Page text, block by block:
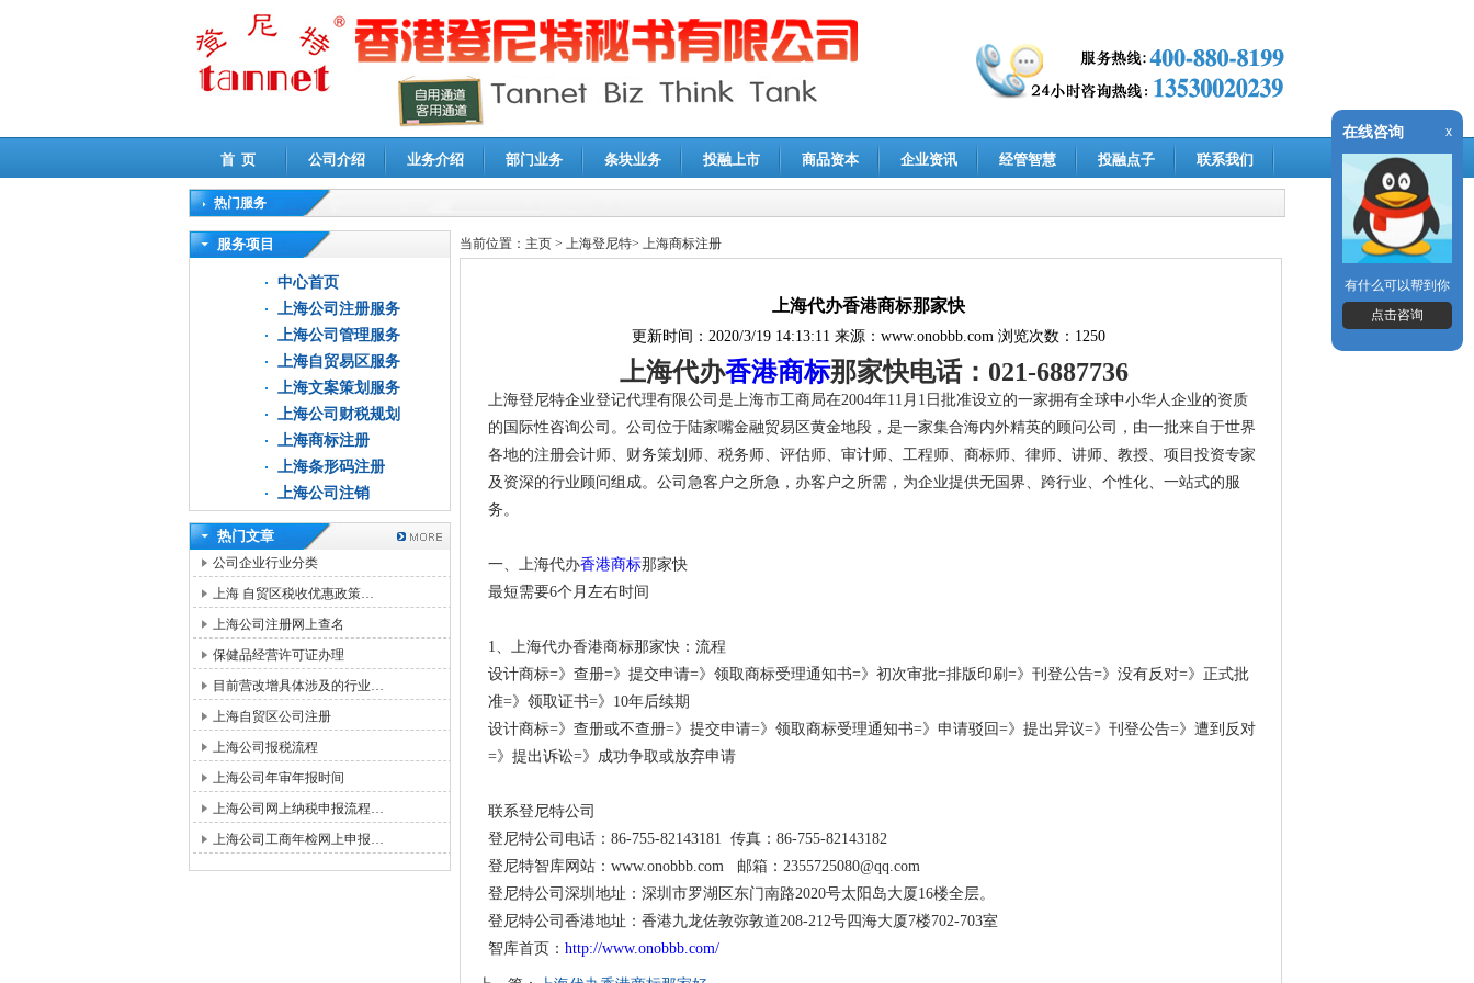
首 页 公司介绍 业务介绍 部门业务 条块业务 投融上市 商品资本 企业资讯 经管智慧 投融点子 联系我们
热门服务
高新技术企业认定审计|企业所得税汇算清缴申报鉴证
服务项目
中心首页
上海公司注册服务
上海公司管理服务
上海自贸易区服务
上海文案策划服务
上海公司财税规划
上海商标注册
上海条形码注册
上海公司注销
热门文章
公司企业行业分类
上海 自贸区税收优惠政策…
上海公司注册网上查名
保健品经营许可证办理
目前营改增具体涉及的行业…
上海自贸区公司注册
上海公司报税流程
上海公司年审年报时间
上海公司网上纳税申报流程…
上海公司工商年检网上申报…
当前位置： 主页 > 上海登尼特> 上海商标注册
上海代办香港商标那家快
更新时间： 2020/3/19 14:13:11 来源： www.onobbb.com浏览次数：1250
上海代办香港商标那家快电话：021-6887736
上海登尼特企业登记代理有限公司是上海市工商局在2004年11月1日批准设立的一家拥有全球中小华人企业的资质
的国际性咨询公司。公司位于陆家嘴金融贸易区黄金地段，是一家集合海内外精英的顾问公司，由一批来自于世界
各地的注册会计师、财务策划师、税务师、评估师、审计师、工程师、商标师、律师、讲师、教授、项目投资专家
及资深的行业顾问组成。公司急客户之所急，办客户之所需，为企业提供无国界、跨行业、个性化、一站式的服
务。
一、上海代办香港商标那家快
最短需要6个月左右时间
1、上海代办香港商标那家快：流程
设计商标=》查册=》提交申请=》领取商标受理通知书=》初次审批=排版印刷=》刊登公告=》没有反对=》正式批
准=》领取证书=》10年后续期
设计商标=》查册或不查册=》提交申请=》领取商标受理通知书=》申请驳回=》提出异议=》刊登公告=》遭到反对
=》提出诉讼=》成功争取或放弃申请
联系登尼特公司
登尼特公司电话：86-755-82143181 传真：86-755-82143182
登尼特智库网站：www.onobbb.com 邮箱：2355725080@qq.com
登尼特公司深圳地址：深圳市罗湖区东门南路2020号太阳岛大厦16楼全层。
登尼特公司香港地址：香港九龙佐敦弥敦道208-212号四海大厦7楼702-703室
智库首页： http://www.onobbb.com/
在线咨询 x
有什么可以帮到你
点击咨询